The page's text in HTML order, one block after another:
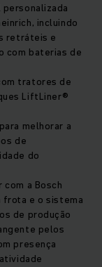
incluindo
retráteis e
com baterias de
tratores de
LiftLiner®
melhorar a
de
do
a Bosch
frota e o sistema
de produção
pelos
presença